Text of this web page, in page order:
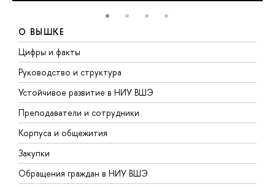
О ВЫШКЕ
Цифры и факты
Руководство и структура
Устойчивое развитие в НИУ ВШЭ
Преподаватели и сотрудники
Корпуса и общежития
Закупки
Обращения граждан в НИУ ВШЭ